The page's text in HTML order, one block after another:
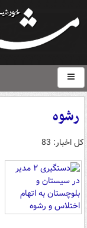
رشوه
کل اخبار: 83